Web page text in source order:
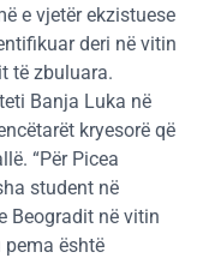
e vjetër ekzistuese
deri në vitin
të zbuluara.
Banja Luka në
kryesorë që
“Për Picea
student në
Beogradit në vitin
është